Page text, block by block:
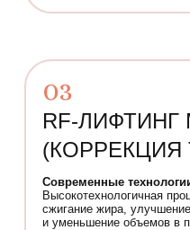
RF-ЛИФТИНГ
(КОРРЕКЦИЯ
Современные
Высокотехнологичная
сжигание жира,
и уменьшение объемов в
03